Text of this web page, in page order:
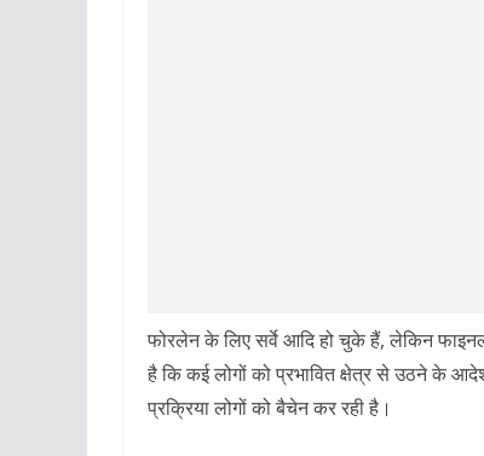
फोरलेन के लिए सर्वे आदि हो चुके हैं, लेकिन
है कि कई लोगों को प्रभावित क्षेत्र से उठने के
प्रक्रिया लोगों को बैचेन कर रही है।